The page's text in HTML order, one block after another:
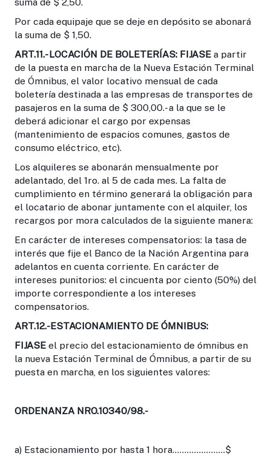
Por cada equipaje que se deje en depósito se abonará
la suma de $ 1,50.
ART.11.- LOCACIÓN DE BOLETERÍAS: FIJASE a partir
de la puesta en marcha de la Nueva Estación Terminal
de Ómnibus, el valor locativo mensual de cada
boletería destinada a las empresas de transportes de
pasajeros en la suma de $ 300,00.- a la que se le
deberá adicionar el cargo por expensas
(mantenimiento de espacios comunes, gastos de
consumo eléctrico, etc).
Los alquileres se abonarán mensualmente por
adelantado, del 1ro. al 5 de cada mes. La falta de
cumplimiento en término generará la obligación para
el locatario de abonar juntamente con el alquiler, los
recargos por mora calculados de la siguiente manera:
En carácter de intereses compensatorios: la tasa de
interés que fije el Banco de la Nación Argentina para
adelantos en cuenta corriente. En carácter de
intereses punitorios: el cincuenta por ciento (50%) del
importe correspondiente a los intereses
compensatorios.
ART.12.-ESTACIONAMIENTO DE ÓMNIBUS:
FIJASE el precio del estacionamiento de ómnibus en
la nueva Estación Terminal de Ómnibus, a partir de su
puesta en marcha, en los siguientes valores:
ORDENANZA NRO.10340/98.-
a) Estacionamiento por hasta 1 hora......................$